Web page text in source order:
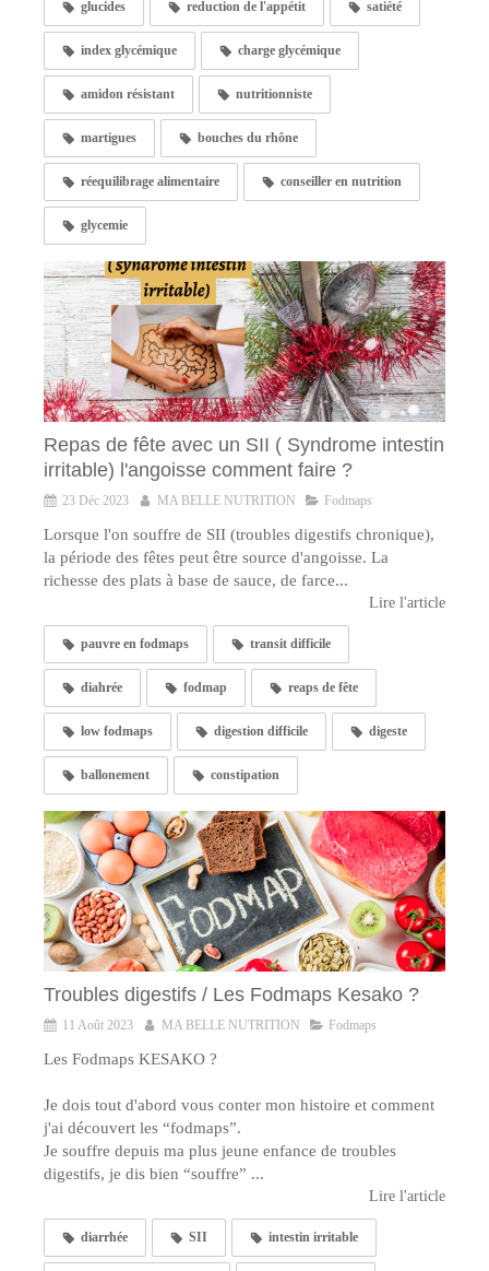
glucides reduction de l'appétit satiété
index glycémique charge glycémique
amidon résistant nutritionniste
martigues bouches du rhône
réequilibrage alimentaire conseiller en nutrition
glycemie
Repas de fête avec un SII ( Syndrome intestin
irritable) l'angoisse comment faire ?
23 Déc 2023 MA BELLE NUTRITION Fodmaps
Lorsque l'on souffre de SII (troubles digestifs chronique),
la période des fêtes peut être source d'angoisse. La
richesse des plats à base de sauce, de farce...
Lire l'article
pauvre en fodmaps transit difficile
diahrée fodmap reaps de fête
low fodmaps digestion difficile digeste
ballonement constipation
Troubles digestifs / Les Fodmaps Kesako ?
11 Août 2023 MA BELLE NUTRITION Fodmaps
Les Fodmaps KESAKO ?
Je dois tout d'abord vous conter mon histoire et comment
j'ai découvert les “fodmaps”.
Je souffre depuis ma plus jeune enfance de troubles
digestifs, je dis bien “souffre” ...
Lire l'article
diarrhée SII intestin irritable